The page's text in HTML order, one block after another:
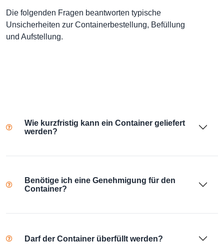
Die folgenden Fragen beantworten typische
Unsicherheiten zur Containerbestellung, Befüllung
und Aufstellung.
Wie kurzfristig kann ein Container geliefert
werden?
Benötige ich eine Genehmigung für den
Container?
Darf der Container überfüllt werden?